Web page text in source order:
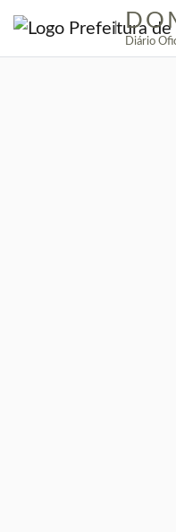
|
Diário